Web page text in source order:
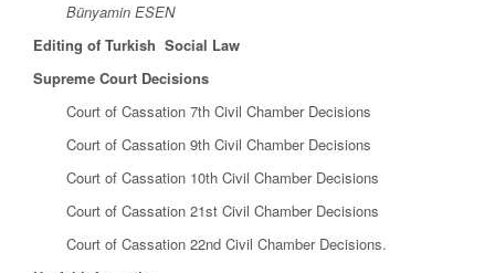
Bünyamin ESEN
Editing of Turkish Social Law
Supreme Court Decisions
Court of Cassation 7th Civil Chamber Decisions
Court of Cassation 9th Civil Chamber Decisions
Court of Cassation 10th Civil Chamber Decisions
Court of Cassation 21st Civil Chamber Decisions
Court of Cassation 22nd Civil Chamber Decisions.